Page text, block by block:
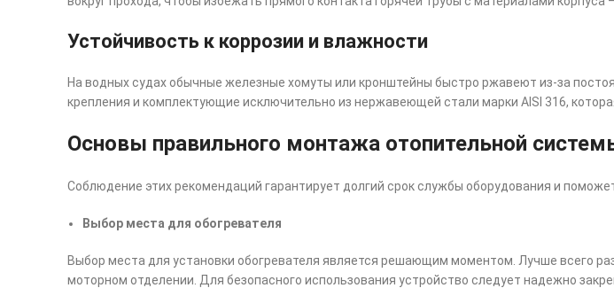
Устойчивость к коррозии и влажности
На водных судах обычные железные хомуты или кронштейны быстро ржавеют из-за
крепления и комплектующие исключительно из нержавеющей стали марки AISI 316,
Основы правильного монтажа отопительной
Соблюдение этих рекомендаций гарантирует долгий срок службы оборудования и
Выбор места для обогревателя
Выбор места для установки обогревателя является решающим моментом. Лучше всего
моторном отделении. Для безопасного использования устройство следует надежно